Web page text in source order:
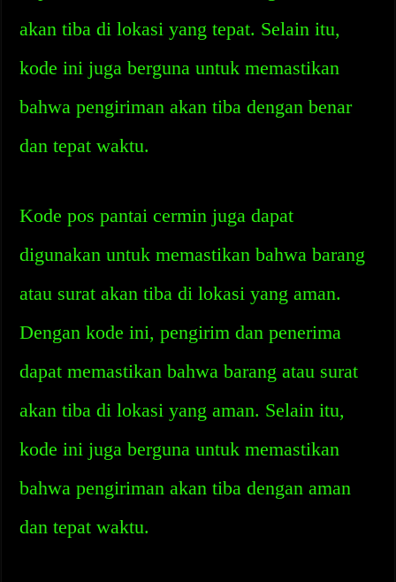
akan tiba di lokasi yang tepat. Selain itu,
kode ini juga berguna untuk memastikan
bahwa pengiriman akan tiba dengan benar
dan tepat waktu.
Kode pos pantai cermin juga dapat
digunakan untuk memastikan bahwa barang
atau surat akan tiba di lokasi yang aman.
Dengan kode ini, pengirim dan penerima
dapat memastikan bahwa barang atau surat
akan tiba di lokasi yang aman. Selain itu,
kode ini juga berguna untuk memastikan
bahwa pengiriman akan tiba dengan aman
dan tepat waktu.